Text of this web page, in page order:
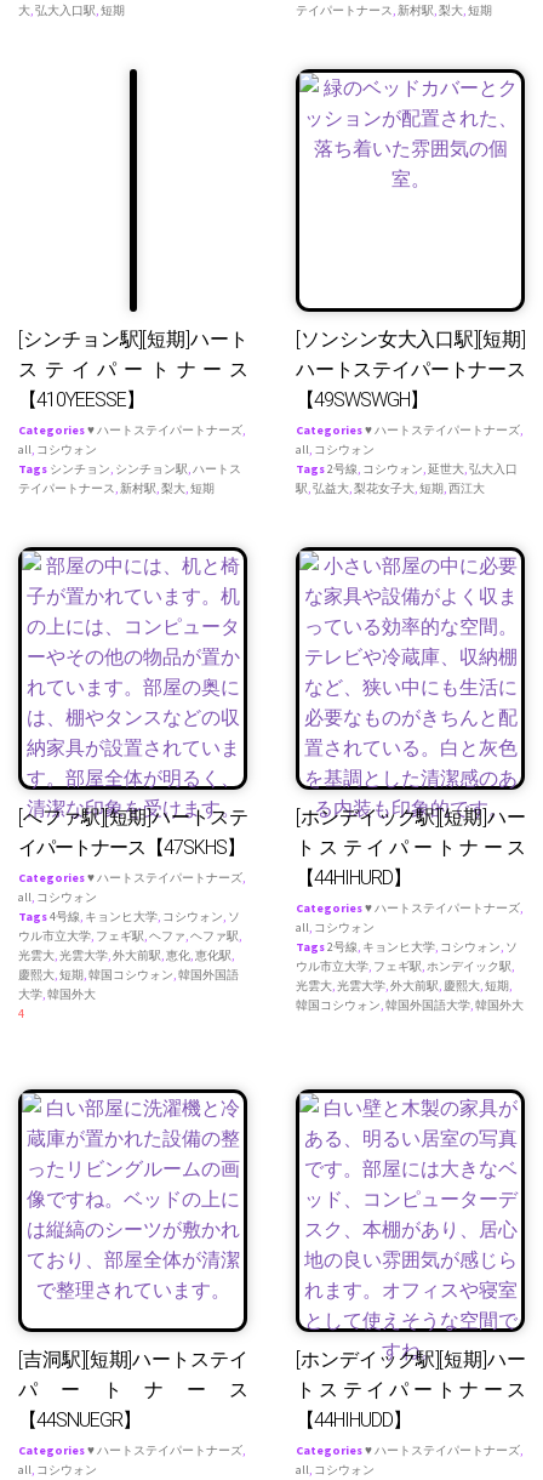
大,弘大入口駅,短期
テイパートナース,新村駅,梨大,短期
[シンチョン駅][短期]ハート
ステイパートナース
【410YEESSE】
Categories♥ ハートステイパートナーズ,
all, コシウォン
Tags シンチョン, シンチョン駅,ハートス
テイパートナース,新村駅,梨大,短期
[ソンシン女大入口駅][短期]
ハートステイパートナース
【49SWSWGH】
Categories♥ ハートステイパートナーズ,
all, コシウォン
Tags2号線, コシウォン,延世大,弘大入口
駅,弘益大,梨花女子大,短期,西江大
[へファ駅][短期]ハートステ
イパートナース【47SKHS】
Categories♥ ハートステイパートナーズ,
all, コシウォン
Tags4号線, キョンヒ大学, コシウォン, ソ
ウル市立大学, フェギ駅,ヘファ,ヘファ駅,
光雲大,光雲大学,外大前駅,恵化,恵化駅,
慶熙大,短期,韓国コシウォン,韓国外国語
大学,韓国外大
4
[ホンデイック駅][短期]ハー
トステイパートナース
【44HIHURD】
Categories♥ ハートステイパートナーズ,
all, コシウォン
Tags2号線, キョンヒ大学, コシウォン, ソ
ウル市立大学, フェギ駅,ホンデイック駅,
光雲大,光雲大学,外大前駅, 慶熙大,短期,
韓国コシウォン,韓国外国語大学,韓国外大
[吉洞駅][短期]ハートステイ
パートナース
【44SNUEGR】
Categories♥ ハートステイパートナーズ,
all, コシウォン
[ホンデイック駅][短期]ハー
トステイパートナース
【44HIHUDD】
Categories♥ ハートステイパートナーズ,
all, コシウォン